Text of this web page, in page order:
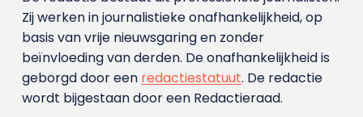
Zij werken in journalistieke onafhankelijkheid, op
basis van vrije nieuwsgaring en zonder
beïnvloeding van derden. De onafhankelijkheid is
geborgd door een redactiestatuut. De redactie
wordt bijgestaan door een Redactieraad.